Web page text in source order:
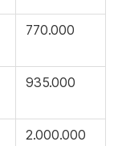
770.000
935.000
2.000.000